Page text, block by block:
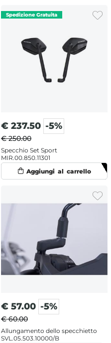
€ 237.50 -5%
€ 250.00
Specchio Set Sport
MIR.00.850.11301
€ 57.00 -5%
€ 60.00
Allungamento dello specchietto
SVL.05.503.10000/B